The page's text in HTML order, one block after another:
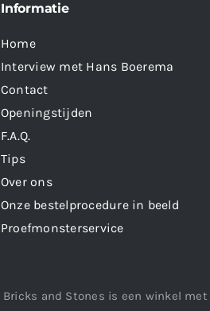
Informatie
Home
Interview met Hans Boerema
Contact
Openingstijden
F.A.Q.
Tips
Over ons
Onze bestelprocedure in beeld
Proefmonsterservice
Bricks and Stones is een winkel